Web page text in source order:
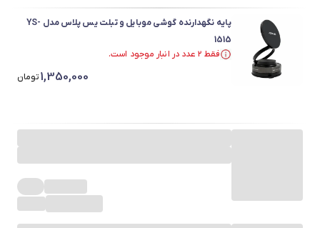
پایه نگهدارنده گوشی موبایل و تبلت یس پلاس مدل YS-
1515
فقط ۲ عدد در انبار موجود است.
1,350,000تومان